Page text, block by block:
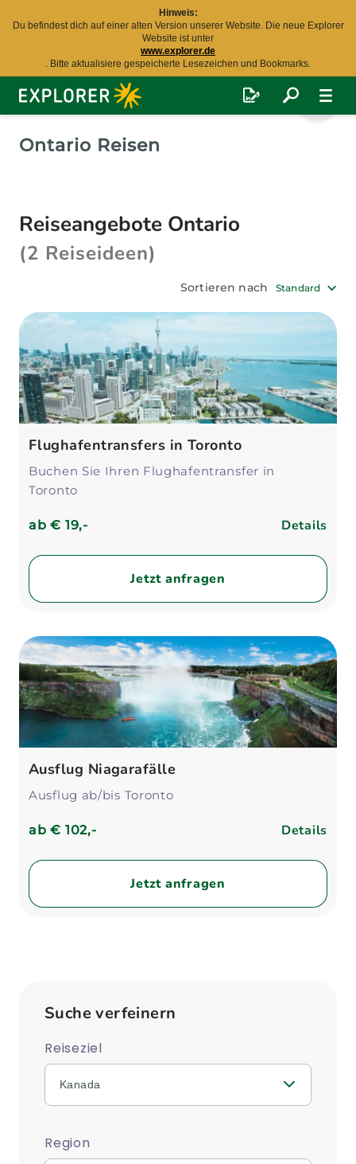
Hinweis:
Du befindest dich auf einer alten Version unserer Website. Die neue Explorer
Website ist unter
www.explorer.de
. Bitte aktualisiere gespeicherte Lesezeichen und Bookmarks.
Explorer
Fernreisen
Ontario Reisen
Reiseangebote Ontario
(2 Reiseideen)
Sortieren nach Standard
Flughafentransfers in Toronto
Buchen Sie Ihren Flughafentransfer in
Toronto
ab€ 19,- Details
Jetzt anfragen
Ausflug Niagarafälle
Ausflug ab/bis Toronto
ab€ 102,- Details
Jetzt anfragen
Suche verfeinern
Reiseziel
Kanada
Region